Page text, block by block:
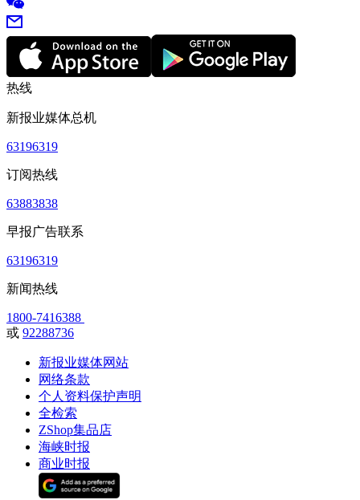
热线
新报业媒体总机
63196319
订阅热线
63883838
早报广告联系
63196319
新闻热线
1800-7416388
或 92288736
新报业媒体网站
网络条款
个人资料保护声明
全检索
ZShop集品店
海峡时报
商业时报